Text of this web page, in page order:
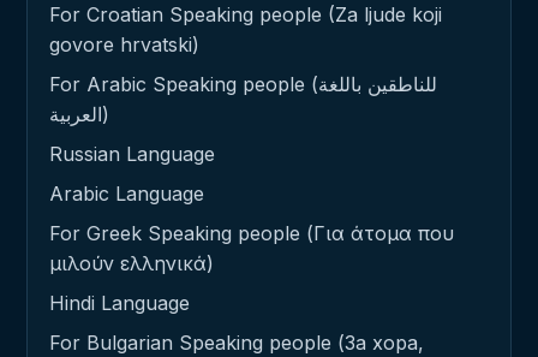
For Croatian Speaking people (Za ljude koji
govore hrvatski)
For Arabic Speaking people (للناطقين باللغة
العربية)
Russian Language
Arabic Language
For Greek Speaking people (Για άτομα που
μιλούν ελληνικά)
Hindi Language
For Bulgarian Speaking people (За хора,